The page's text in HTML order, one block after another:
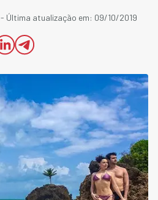
- Última atualização em: 09/10/2019